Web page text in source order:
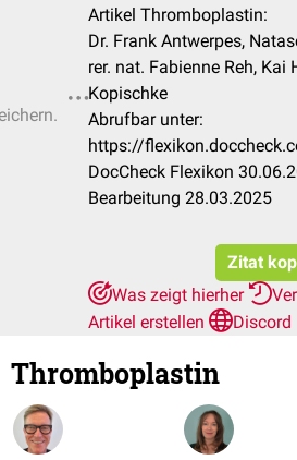
Artikel Thromboplastin:
Dr. Frank Antwerpes,
rer. nat. Fabienne Reh, Kai
Kopischke
Abrufbar unter:
https://
DocCheck Flexikon
Bearbeitung 28.03.2025
Zitat
Was zeigt hierher
Artikel erstellen
Discord
Thromboplastin